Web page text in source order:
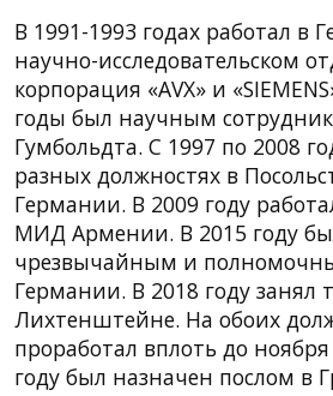
В 1991-1993 годах работал в
научно-исследовательском
корпорация «AVX» и
годы был научным
Гумбольдта. С 1997 по 2008
разных должностях в
Германии. В 2009 году
МИД Армении. В 2015 году
чрезвычайным и
Германии. В 2018 году занял
Лихтенштейне. На обоих
проработал вплоть до
году был назначен послом в